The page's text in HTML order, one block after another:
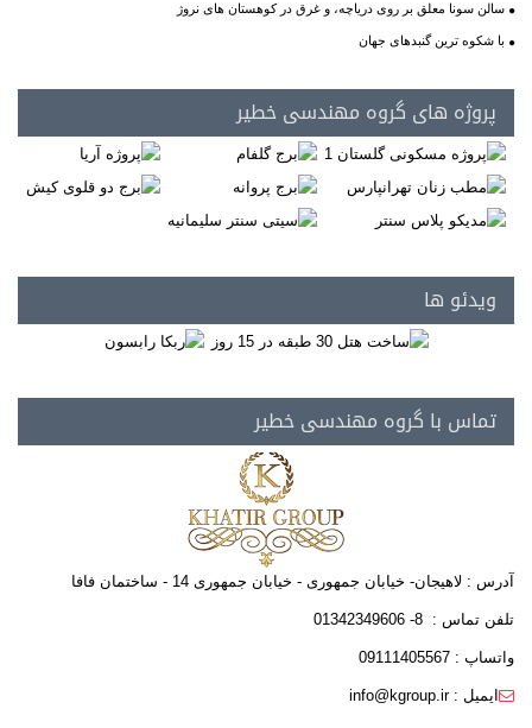
سالن سونا معلق بر روی دریاچه، و غرق در کوهستان های نروژ
با شکوه ترین گنبدهای جهان
پروژه های گروه مهندسی خطیر
ویدئو ها
تماس با گروه مهندسی خطیر
آدرس : لاهیجان- خیابان جمهوری - خیابان جمهوری 14 - ساختمان فافا
تلفن تماس : 8- 01342349606
واتساپ : 09111405567
ایمیل : info@kgroup.ir